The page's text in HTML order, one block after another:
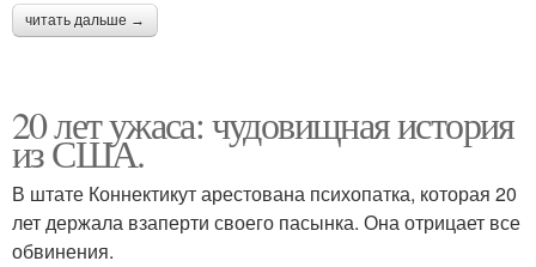
читать дальше →
20 лет ужаса: чудовищная история
из США.
В штате Коннектикут арестована психопатка, которая 20
лет держала взаперти своего пасынка. Она отрицает все
обвинения.